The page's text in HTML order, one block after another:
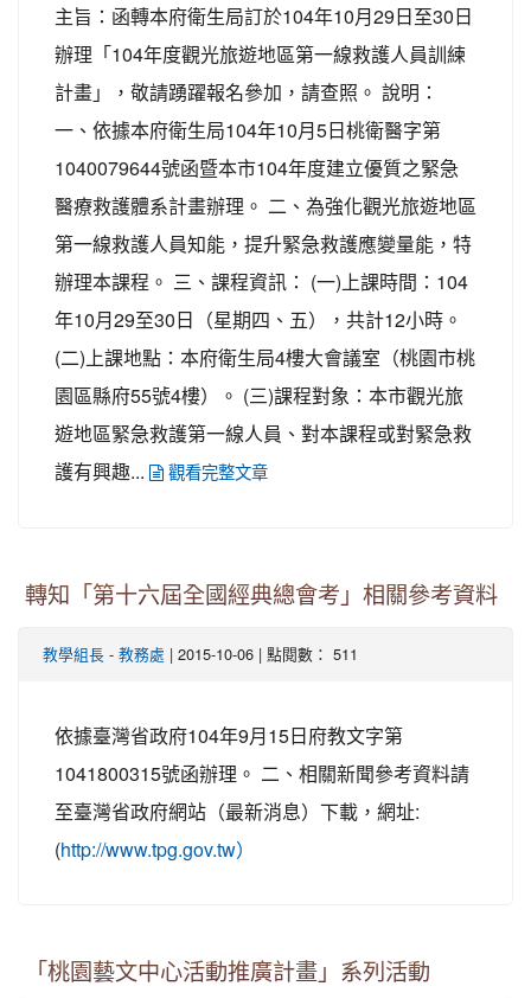
主旨：函轉本府衛生局訂於104年10月29日至30日
辦理「104年度觀光旅遊地區第一線救護人員訓練
計畫」，敬請踴躍報名參加，請查照。 說明：
一、依據本府衛生局104年10月5日桃衛醫字第
1040079644號函暨本市104年度建立優質之緊急
醫療救護體系計畫辦理。 二、為強化觀光旅遊地區
第一線救護人員知能，提升緊急救護應變量能，特
辦理本課程。 三、課程資訊： (一)上課時間：104
年10月29至30日（星期四、五），共計12小時。
(二)上課地點：本府衛生局4樓大會議室（桃園市桃
園區縣府55號4樓）。 (三)課程對象：本市觀光旅
遊地區緊急救護第一線人員、對本課程或對緊急救
護有興趣...
觀看完整文章
轉知「第十六屆全國經典總會考」相關參考資料
教學組長 - 教務處 | 2015-10-06 | 點閱數： 511
依據臺灣省政府104年9月15日府教文字第
1041800315號函辦理。 二、相關新聞參考資料請
至臺灣省政府網站（最新消息）下載，網址:
(http://www.tpg.gov.tw）
「桃園藝文中心活動推廣計畫」系列活動